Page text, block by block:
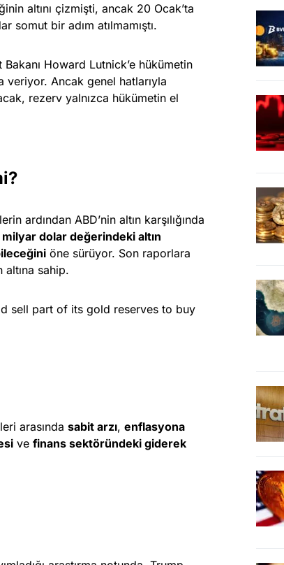
altını çizmişti, ancak 20 Ocak’ta
somut bir adım atılmamıştı.
Howard Lutnick’e hükümetin
veriyor. Ancak genel hatlarıyla
rezerv yalnızca hükümetin el
ardından ABD’nin altın karşılığında
dolar değerindeki altın
öne sürüyor. Son raporlara
sahip.
sell part of its gold reserves to buy
arasında sabit arzı, enflasyona
ve finans sektöründeki giderek